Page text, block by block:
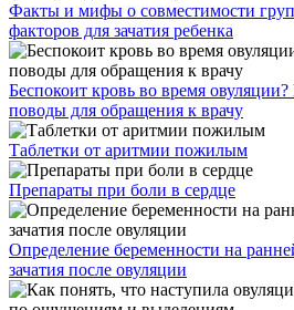
Факты и мифы о совместимости
факторов для зачатия ребенка
Беспокоит кровь во время
поводы для обращения к врачу
Таблетки от аритмии пожилым
Препараты при боли в сердце
Определение беременности на
зачатия после овуляции